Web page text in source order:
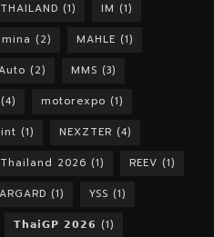
(1) IM (1)
(2) MAHLE (1)
(2) MMS (3)
(4) motorexpo (1)
(1) NEXZTER (4)
2026 (1) REEV (1)
(1) YSS (1)
𝗧𝗵𝗮𝗶𝗚𝗣 𝟮𝟬𝟮𝟲 (1)